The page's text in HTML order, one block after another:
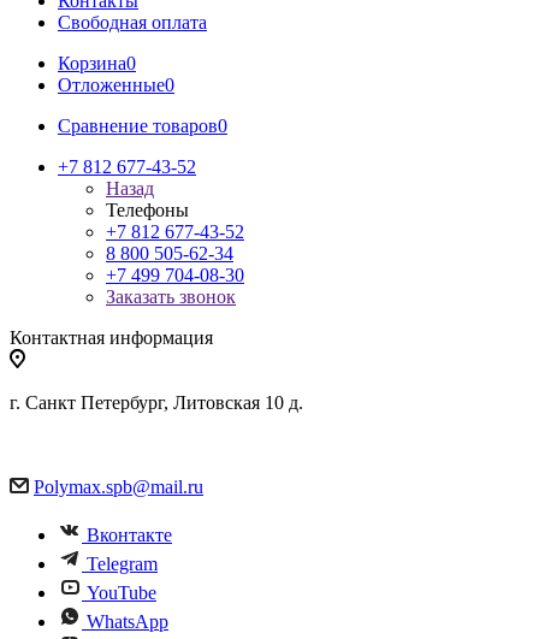
Свободная оплата
Корзина0
Отложенные0
Сравнение товаров0
+7 812 677-43-52
Назад
Телефоны
+7 812 677-43-52
8 800 505-62-34
+7 499 704-08-30
Заказать звонок
Контактная информация
г. Санкт Петербург, Литовская 10 д.
Polymax.spb@mail.ru
Вконтакте
Telegram
YouTube
WhatsApp